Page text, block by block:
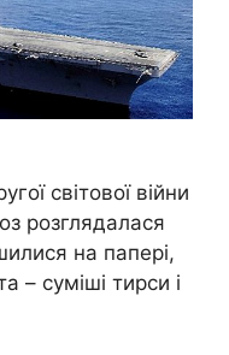
світової війни
розглядалася
на папері,
– суміші тирси і